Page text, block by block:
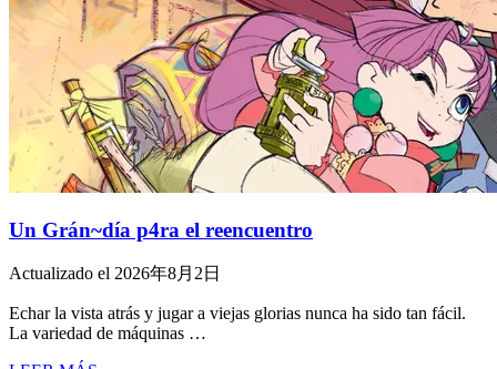
Un Grán~día p4ra el reencuentro
Actualizado el 2026年8月2日
Echar la vista atrás y jugar a viejas glorias nunca ha sido tan fácil.
La variedad de máquinas …